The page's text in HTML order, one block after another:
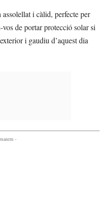
i càlid, perfecte per
de portar protecció solar si
i gaudiu d’aquest dia
-